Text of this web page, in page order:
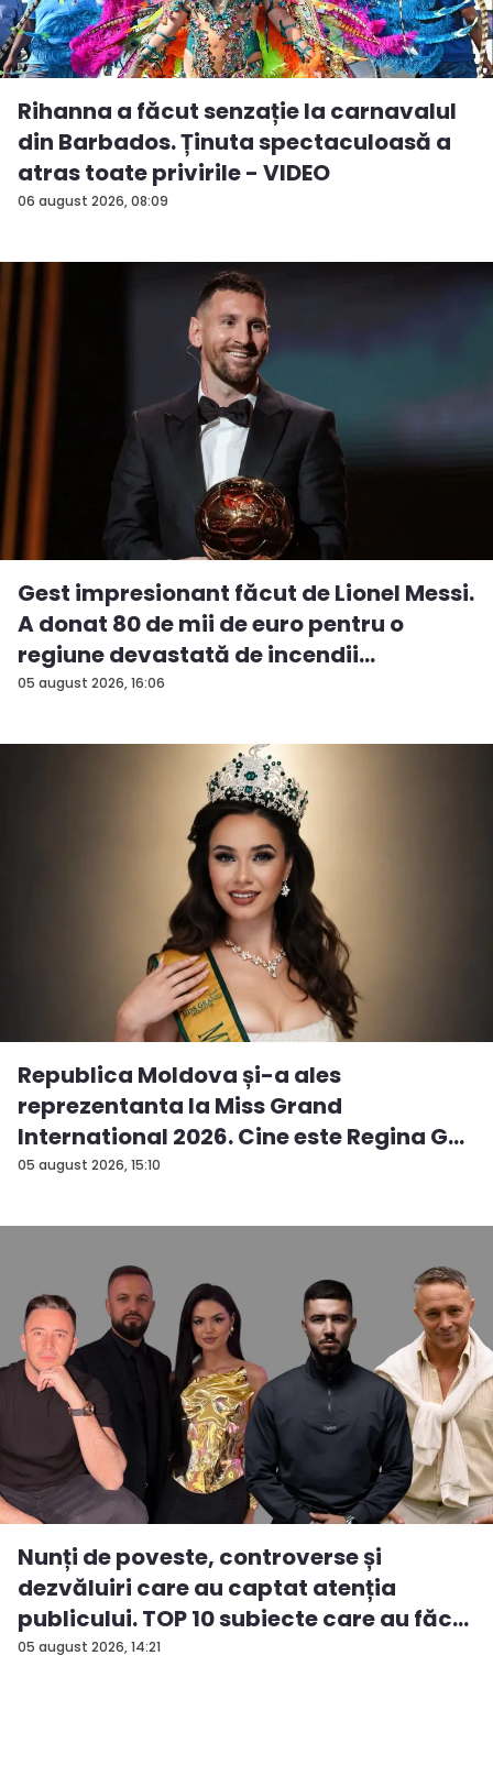
06 august 2026, 08:09
Rihanna a făcut senzație la carnavalul
din Barbados. Ținuta spectaculoasă a
atras toate privirile - VIDEO
05 august 2026, 16:06
Gest impresionant făcut de Lionel Messi.
A donat 80 de mii de euro pentru o
regiune devastată de incendii
05 august 2026, 15:10
Republica Moldova și-a ales
reprezentanta la Miss Grand
International 2026. Cine este Regina G...
05 august 2026, 14:21
Nunți de poveste, controverse și
dezvăluiri care au captat atenția
publicului. TOP 10 subiecte care au făc...